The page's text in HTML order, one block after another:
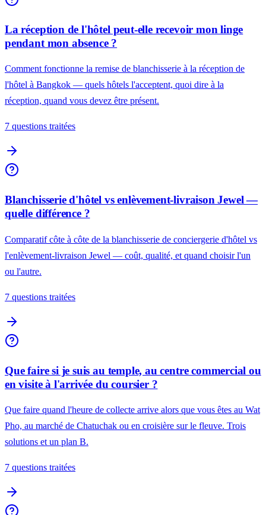
La réception de l'hôtel peut-elle recevoir mon linge
pendant mon absence ?
Comment fonctionne la remise de blanchisserie à la réception de
l'hôtel à Bangkok — quels hôtels l'acceptent, quoi dire à la
réception, quand vous devez être présent.
7 questions traitées
Blanchisserie d'hôtel vs enlèvement-livraison Jewel —
quelle différence ?
Comparatif côte à côte de la blanchisserie de conciergerie d'hôtel vs
l'enlèvement-livraison Jewel — coût, qualité, et quand choisir l'un
ou l'autre.
7 questions traitées
Que faire si je suis au temple, au centre commercial ou
en visite à l'arrivée du coursier ?
Que faire quand l'heure de collecte arrive alors que vous êtes au Wat
Pho, au marché de Chatuchak ou en croisière sur le fleuve. Trois
solutions et un plan B.
7 questions traitées